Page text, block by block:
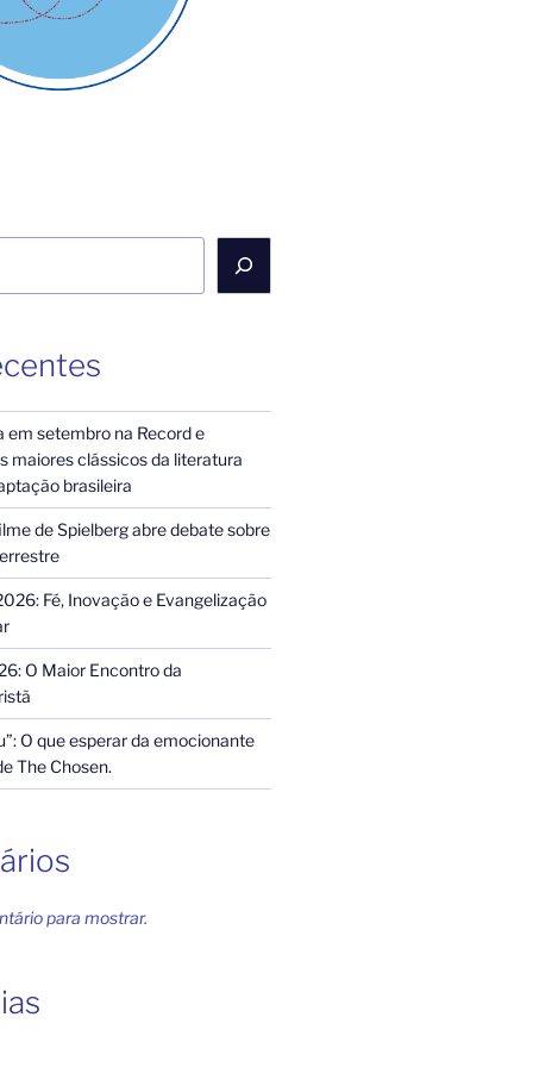
em setembro na Record e
maiores clássicos da literatura
brasileira
de Spielberg abre debate sobre
Fé, Inovação e Evangelização
O Maior Encontro da
O que esperar da emocionante
The Chosen.
para mostrar.